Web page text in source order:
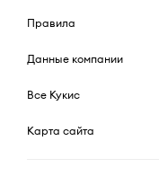
Правила
Данные компании
Все Кукис
Карта сайта